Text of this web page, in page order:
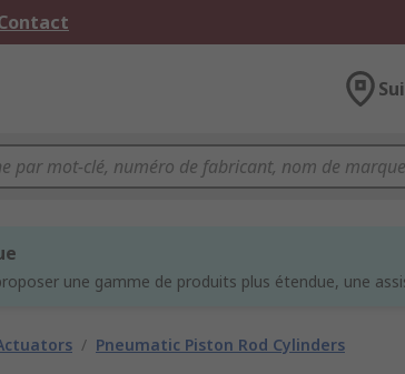
une gamme de produits plus étendue, une
/ Pneumatic Piston Rod Cylinders